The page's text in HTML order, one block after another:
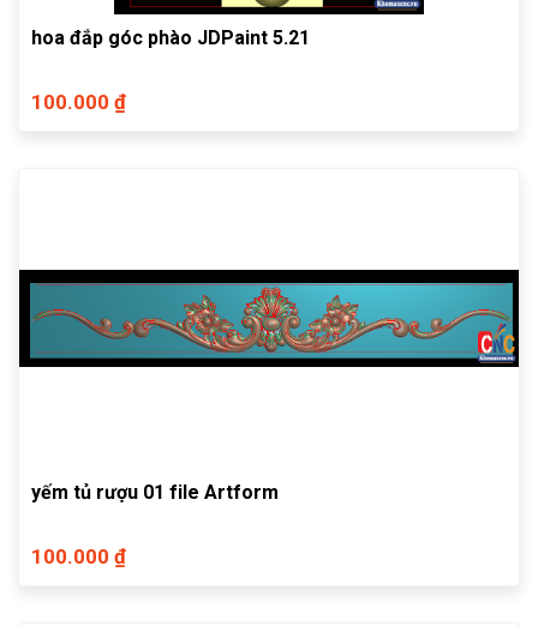
hoa đắp góc phào JDPaint 5.21
100.000 ₫
yếm tủ rượu 01 file Artform
100.000 ₫